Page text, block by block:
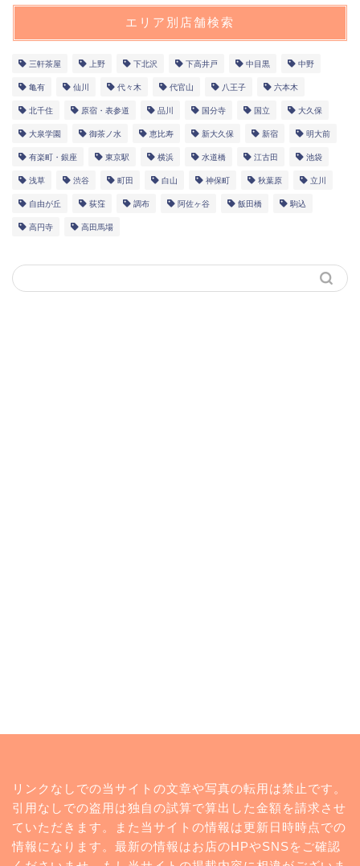
エリア別店舗検索
三軒茶屋 上野 下北沢 下高井戸 中目黒 中野
亀有 仙川 代々木 代官山 八王子 六本木
北千住 原宿・表参道 品川 国分寺 国立 大久保
大泉学園 御茶ノ水 恵比寿 新大久保 新宿 明大前
有楽町・銀座 東京駅 横浜 水道橋 江古田 池袋
浅草 渋谷 町田 白山 神保町 秋葉原 立川
自由が丘 荻窪 調布 阿佐ヶ谷 飯田橋 駒込
高円寺 高田馬場
リンクなしでの当サイトの文章や写真の転用は禁止です。
引用なしでの盗用は独自の試算で算出した金額を請求させ
ていただきます。また当サイトの情報は更新日時時点での
情報になります。最新の情報はお店のHPやSNSをご確認
ランキング
コンビニ